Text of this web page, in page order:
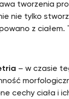
tworzenia
nie tylko
z
– w czasie
cechy ciała i